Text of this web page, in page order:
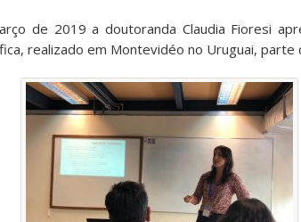
de 2019 a doutoranda Claudia Fioresi
realizado em Montevidéo no Uruguai,